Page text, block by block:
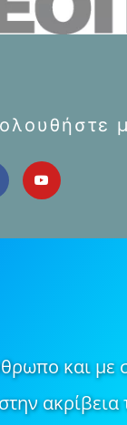
και με
ακρίβεια